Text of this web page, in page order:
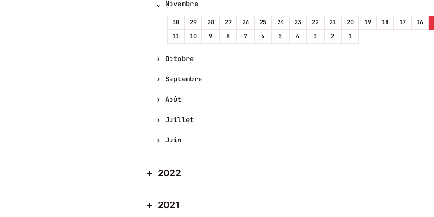
Novembre
30 29 28 27 26 25 24 23 22 21 20 19 18 17 16
11
10 9 8 7 6 5 4 3 2 1
Octobre
Septembre
Août
Juillet
Juin
2022
2021